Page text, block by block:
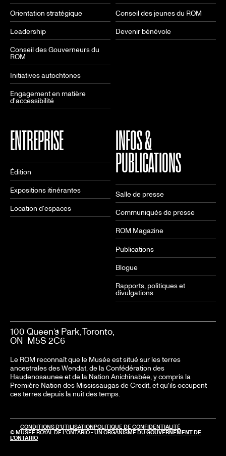
Orientation stratégique
Leadership
Conseil des Gouverneurs du
ROM
Initiatives autochtones
Engagement en matière
d'accessibilité
Conseil des jeunes du ROM
Devenir bénévole
ENTREPRISE
Édition
Expositions itinérantes
Location d'espaces
INFOS &
PUBLICATIONS
Salle de presse
Communiqués de presse
ROM Magazine
Publications
Blogue
Rapports, politiques et
divulgations
100 Queen’s Park, Toronto,
ON M5S 2C6
Le ROM reconnaît que le Musée est situé sur les terres
ancestrales des Wendat, de la Confédération des
Haudenosaunee et de la Nation Anichinabée, y compris la
Première Nation des Mississaugas de Credit, et qu’ils occupent
ces terres depuis la nuit des temps.
© MUSÉE ROYAL DE L'ONTARIO - UN ORGANISME DU GOUVERNEMENT DE
L’ONTARIO
LEGAL
CONDITIONS D'UTILISATIONPOLITIQUE DE CONFIDENTIALITÉ